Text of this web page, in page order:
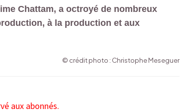
Chattam, a octroyé de nombreux
à la production et aux
© crédit photo : Christophe Meseguer
aux abonnés.